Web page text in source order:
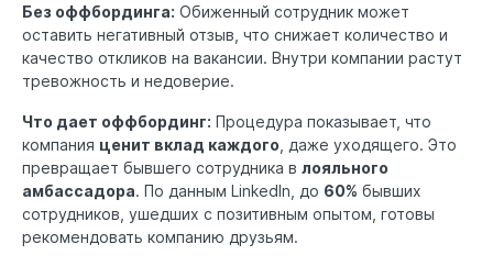
Без оффбординга: Обиженный сотрудник может
оставить негативный отзыв, что снижает количество и
качество откликов на вакансии. Внутри компании растут
тревожность и недоверие.
Что дает оффбординг: Процедура показывает, что
компания ценит вклад каждого , даже уходящего. Это
превращает бывшего сотрудника в лояльного
амбассадора. По данным LinkedIn, до 60% бывших
сотрудников, ушедших с позитивным опытом, готовы
рекомендовать компанию друзьям.